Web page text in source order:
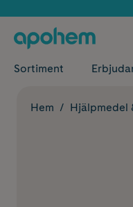
Sortiment
Hem Hjälpmedel